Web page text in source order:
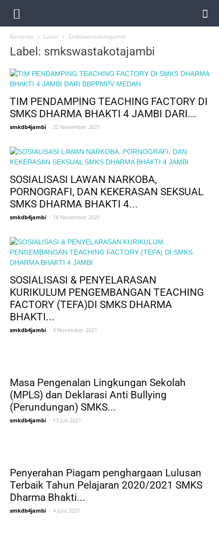
Beranda Label Smkswastakotajambi
Label: smkswastakotajambi
TIM PENDAMPING TEACHING FACTORY DI
SMKS DHARMA BHAKTI 4 JAMBI DARI...
smkdb4jambi - 22 November 2021
SOSIALISASI LAWAN NARKOBA,
PORNOGRAFI, DAN KEKERASAN SEKSUAL
SMKS DHARMA BHAKTI 4...
smkdb4jambi - 18 November 2021
SOSIALISASI & PENYELARASAN
KURIKULUM PENGEMBANGAN TEACHING
FACTORY (TEFA)DI SMKS DHARMA
BHAKTI...
smkdb4jambi - 9 November 2021
Masa Pengenalan Lingkungan Sekolah
(MPLS) dan Deklarasi Anti Bullying
(Perundungan) SMKS...
smkdb4jambi - 13 Juli 2021
Penyerahan Piagam penghargaan Lulusan
Terbaik Tahun Pelajaran 2020/2021 SMKS
Dharma Bhakti...
smkdb4jambi - 4 Juni 2021